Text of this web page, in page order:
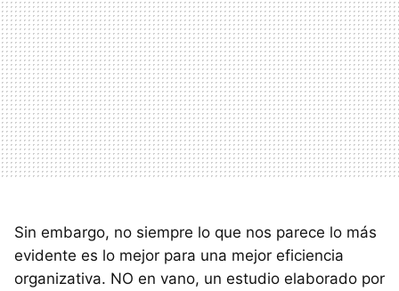
Sin embargo, no siempre lo que nos parece lo más
evidente es lo mejor para una mejor eficiencia
organizativa. NO en vano, un estudio elaborado por